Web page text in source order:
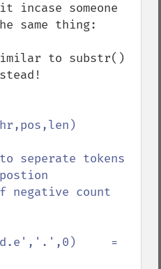
someone
same thing:
to substr()